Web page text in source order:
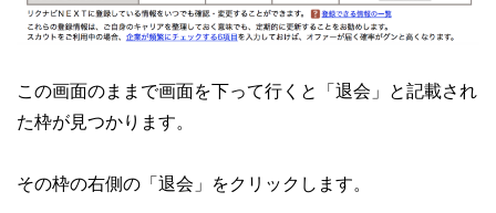
この画面のままで画面を下って行くと「退会」と記載され
た枠が見つかります。
その枠の右側の「退会」をクリックします。